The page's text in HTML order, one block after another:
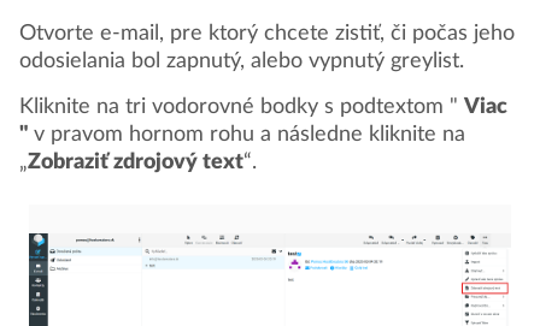
Otvorte e-mail, pre ktorý chcete zistiť, či počas jeho
odosielania bol zapnutý, alebo vypnutý greylist.
Kliknite na tri vodorovné bodky s podtextom " Viac
" v pravom hornom rohu a následne kliknite na
„Zobraziť zdrojový text“.